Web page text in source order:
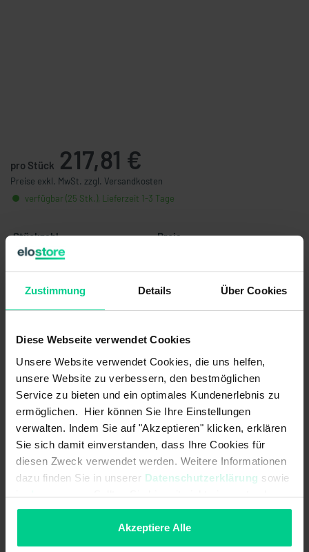
Zustimmung Details Über Cookies
Diese Webseite verwendet Cookies
Unsere Website verwendet Cookies, die uns helfen,
unsere Website zu verbessern, den bestmöglichen
Service zu bieten und ein optimales Kundenerlebnis zu
ermöglichen. Hier können Sie Ihre Einstellungen
verwalten. Indem Sie auf "Akzeptieren" klicken, erklären
Sie sich damit einverstanden, dass Ihre Cookies für
diesen Zweck verwendet werden. Weitere Informationen
dazu finden Sie in unserer Datenschutzerklärung sowie
imImpressum. Sollten Sie hiermit nicht einverstanden
sein, können Sie die Verwendung von Cookies hier
Akzeptiere Alle
pro Stück 217,81 €
Preise exkl. MwSt. zzgl. Versandkosten
verfügbar (25 Stk.), Lieferzeit 1-3 Tage
Stückzahl Preis
ab 5 Stk.
ab 25 Stk.
172,26 €
ab 50 Stk.
155,03 €
- 29 %
In den Warenkorb
Angebot erstellen
Ursprungsland Deutschland
Artikelgewicht 0.068 kg
90318020